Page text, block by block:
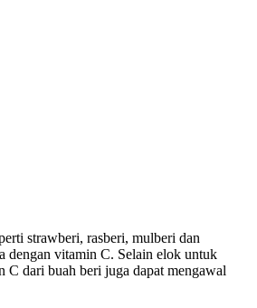
strawberi, rasberi, mulberi dan
dengan vitamin C. Selain elok untuk
C dari buah beri juga dapat mengawal